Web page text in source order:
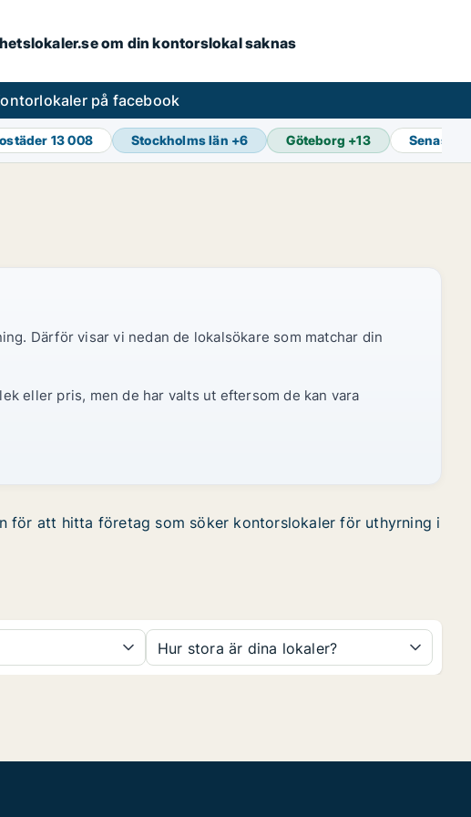
om din kontorslokal saknas
på facebook
13 008 Stockholms län +6 Göteborg +13 Senaste
Därför visar vi nedan de lokalsökare som matchar din
eller pris, men de har valts ut eftersom de kan vara
för att hitta företag som söker kontorslokaler för uthyrning i
Hur stora är dina lokaler?